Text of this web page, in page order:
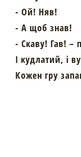
- Ой! Няв!
- А щоб знав!
- Скаву! Гав! –
І кудлатий, і
Кожен гру